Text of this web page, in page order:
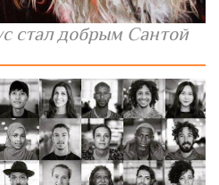
стал добрым Сантой